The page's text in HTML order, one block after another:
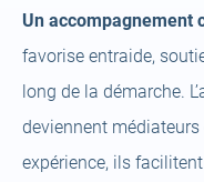
Un accompagnement
favorise entraide,
long de la démarche.
deviennent
expérience, ils